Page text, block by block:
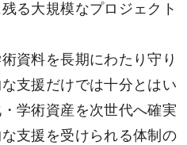
る大規模なプロジェクト
資料を長期にわたり守り
支援だけでは十分とはい
学術資産を次世代へ確実
支援を受けられる体制の